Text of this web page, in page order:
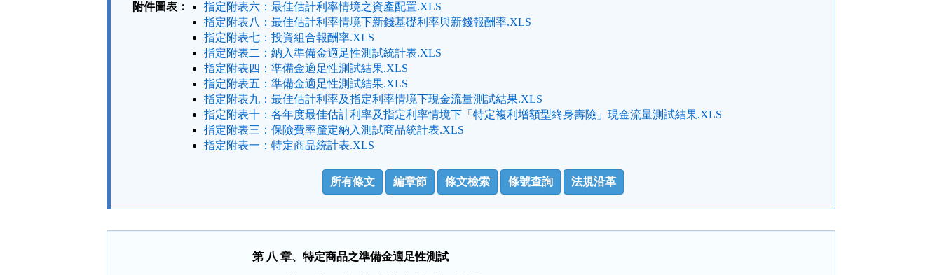
附件圖表：
指定附表六：最佳估計利率情境之資產配置.XLS
指定附表八：最佳估計利率情境下新錢基礎利率與新錢報酬率.XLS
指定附表七：投資組合報酬率.XLS
指定附表二：納入準備金適足性測試統計表.XLS
指定附表四：準備金適足性測試結果.XLS
指定附表五：準備金適足性測試結果.XLS
指定附表九：最佳估計利率及指定利率情境下現金流量測試結果.XLS
指定附表十：各年度最佳估計利率及指定利率情境下「特定複利增額型終身壽險」現金流量測試結果.XLS
指定附表三：保險費率釐定納入測試商品統計表.XLS
指定附表一：特定商品統計表.XLS
能
所有條文 編章節 條文檢索 條號查詢 法規沿革
第 八 章、特定商品之準備金適足性測試